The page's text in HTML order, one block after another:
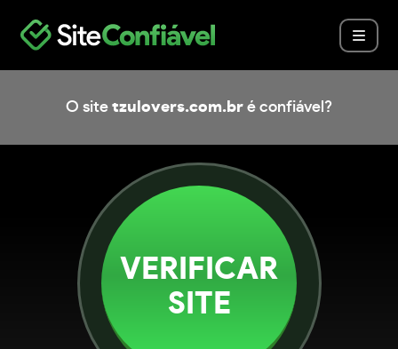
O site tzulovers.com.br é confiável?
VERIFICAR
SITE